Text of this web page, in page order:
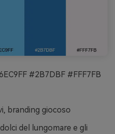
#2B7DBF #FFF7FB
branding giocoso
del lungomare e gli